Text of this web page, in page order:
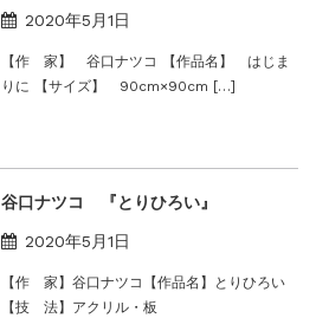
2020年5月1日
【作 家】 谷口ナツコ 【作品名】 はじま
りに 【サイズ】 90cm×90cm […]
谷口ナツコ 『とりひろい』
2020年5月1日
【作 家】谷口ナツコ【作品名】とりひろい
【技 法】アクリル・板